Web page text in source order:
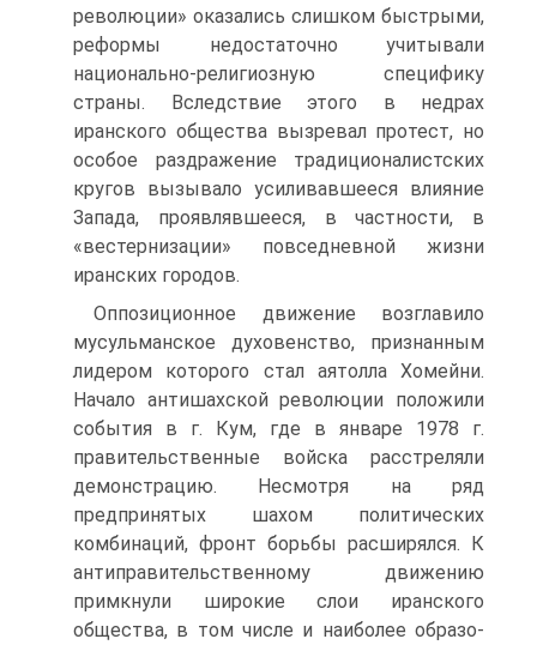
революции» оказались слишком быстрыми,
реформы недостаточно учи­тывали
национально-религиозную специфику
страны. Вследствие этого в недрах
иранского общества вызревал протест, но
особое раздражение традиционалист­ских
кругов вызывало усиливавшееся влияние
Запада, проявлявшееся, в частно­сти, в
«вестернизации» повседневной жизни
иранских городов.
Оппозиционное движение возглавило
мусульманское духовенство, признан­ным
лидером которого стал аятолла Хомейни.
Начало антишахской революции положили
события в г. Кум, где в январе 1978 г.
правительственные войска рас­стреляли
демонстрацию. Несмотря на ряд
предпринятых шахом политических
комбинаций, фронт борьбы расширялся. К
антиправительственному движению
примкнули широкие слои иранского
общества, в том числе и наиболее образо­